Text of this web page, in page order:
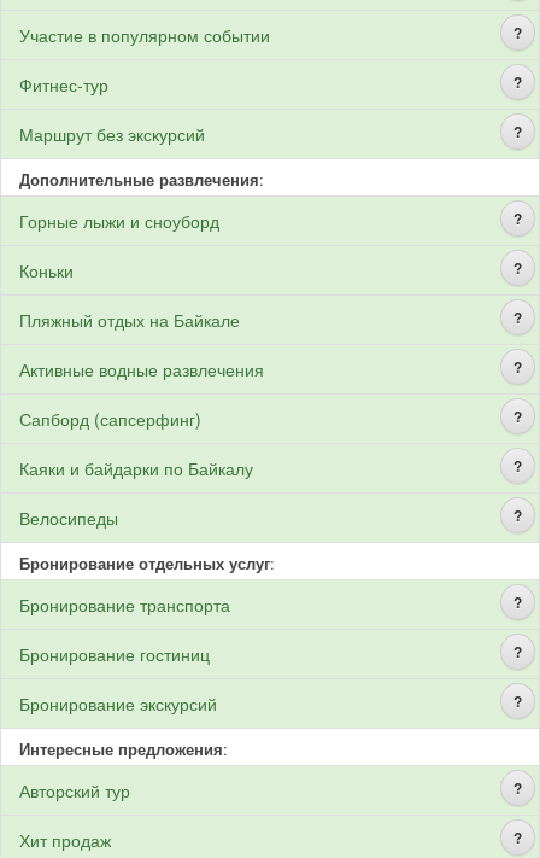
?
Участие в популярном событии
?
Фитнес-тур
?
Маршрут без экскурсий
Дополнительные развлечения:
?
Горные лыжи и сноуборд
?
Коньки
?
Пляжный отдых на Байкале
?
Активные водные развлечения
?
Сапборд (сапсерфинг)
?
Каяки и байдарки по Байкалу
?
Велосипеды
Бронирование отдельных услуг:
?
Бронирование транспорта
?
Бронирование гостиниц
?
Бронирование экскурсий
Интересные предложения:
?
Авторский тур
?
Хит продаж